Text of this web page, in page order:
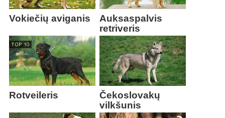
Vokiečių aviganis
Auksaspalvis
retriveris
Rotveileris
Čekoslovakų
vilkšunis